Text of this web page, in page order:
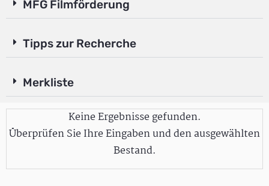
MFG Filmförderung
Tipps zur Recherche
Merkliste
Keine Ergebnisse gefunden.
Überprüfen Sie Ihre Eingaben und den ausgewählten
Bestand.